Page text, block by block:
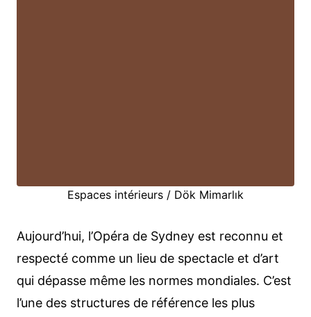
Espaces intérieurs / Dök Mimarlık
Aujourd’hui, l’Opéra de Sydney est reconnu et
respecté comme un lieu de spectacle et d’art
qui dépasse même les normes mondiales. C’est
l’une des structures de référence les plus